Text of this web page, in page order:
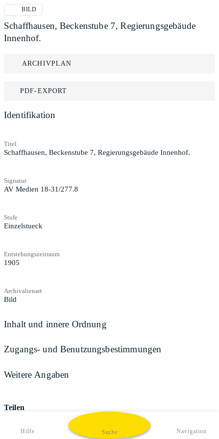
BILD
Schaffhausen, Beckenstube 7, Regierungsgebäude
Innenhof.
ARCHIVPLAN
PDF-EXPORT
Identifikation
Titel
Schaffhausen, Beckenstube 7, Regierungsgebäude Innenhof.
Signatur
AV Medien 18-31/277.8
Stufe
Einzelstueck
Entstehungszeitraum
1905
Archivalienart
Bild
Inhalt und innere Ordnung
Zugangs- und Benutzungsbestimmungen
Weitere Angaben
Teilen
Hilfe Suche Navigation